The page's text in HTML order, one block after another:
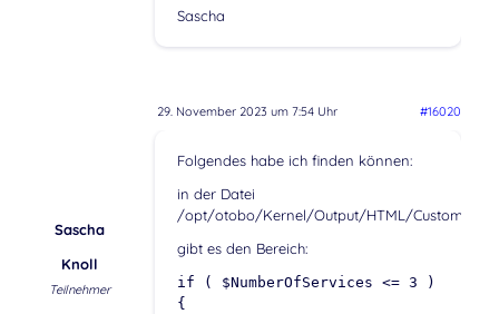
Sascha
29. November 2023 um 7:54 Uhr #16020
Sascha
Knoll
Teilnehmer
Folgendes habe ich finden können:
in der Datei
/opt/otobo/Kernel/Output/HTML/
gibt es den Bereich:
if ( $NumberOfServices <= 3 )
{